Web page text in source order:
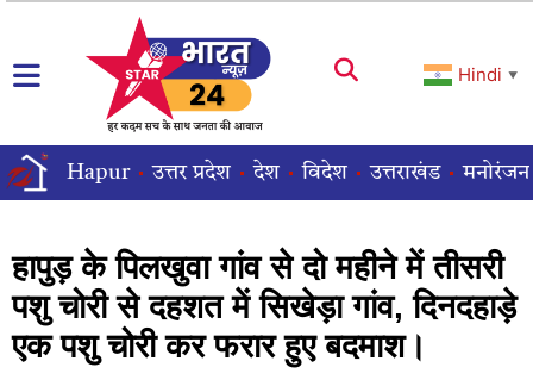
Hindi ▼
Hapur उत्तर प्रदेश देश विदेश उत्तराखंड मनोरंजन
हापुड़ के पिलखुवा गांव से दो महीने में तीसरी
पशु चोरी से दहशत में सिखेड़ा गांव, दिनदहाड़े
एक पशु चोरी कर फरार हुए बदमाश।